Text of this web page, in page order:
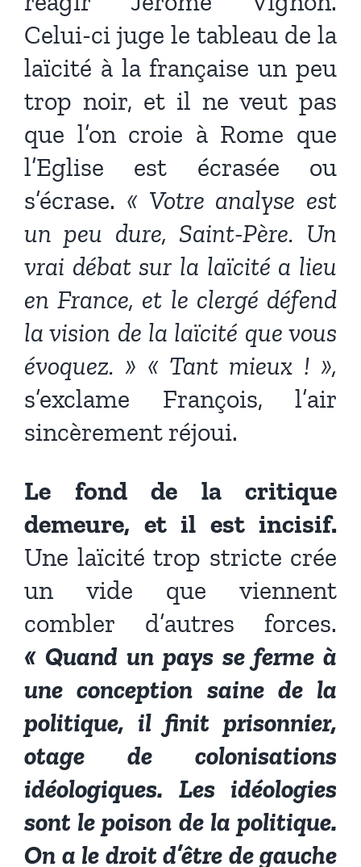
Celui-ci juge le tableau de la
laïcité à la française un peu
trop noir, et il ne veut pas
que l’on croie à Rome que
l’Eglise est écrasée ou
s’écrase. « Votre analyse est
un peu dure, Saint-Père. Un
vrai débat sur la laïcité a lieu
en France, et le clergé défend
la vision de la laïcité que vous
évoquez. » « Tant mieux ! »,
s’exclame François, l’air
sincèrement réjoui.
Le fond de la critique
demeure, et il est incisif.
Une laïcité trop stricte crée
un vide que viennent
combler d’autres forces.
« Quand un pays se ferme à
une conception saine de la
politique, il finit prisonnier,
otage de colonisations
idéologiques. Les idéologies
sont le poison de la politique.
On a le droit d’être de gauche